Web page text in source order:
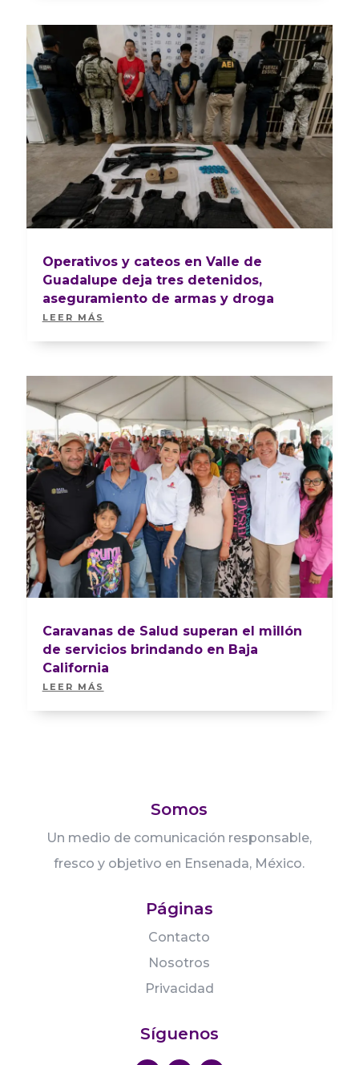
Operativos y cateos en Valle de
Guadalupe deja tres detenidos,
aseguramiento de armas y droga
LEER MÁS
Caravanas de Salud superan el millón
de servicios brindando en Baja
California
LEER MÁS
Somos
Un medio de comunicación responsable,
fresco y objetivo en Ensenada, México.
Páginas
Contacto
Nosotros
Privacidad
Síguenos